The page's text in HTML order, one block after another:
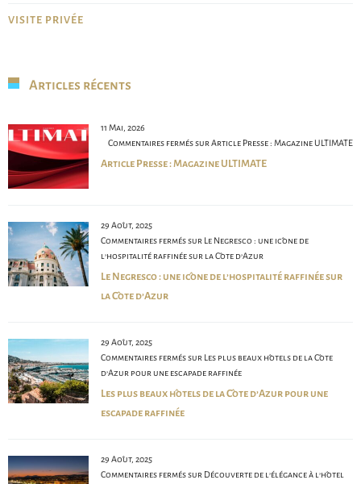
VISITE PRIVÉE
Articles récents
11 Mai, 2026
Commentaires ferméssur Article Presse : Magazine ULTIMATE
Article Presse : Magazine ULTIMATE
29 Août, 2025
Commentaires ferméssur Le Negresco : une icône de
l’hospitalité raffinée sur la Côte d’Azur
Le Negresco : une icône de l’hospitalité raffinée sur
la Côte d’Azur
29 Août, 2025
Commentaires ferméssur Les plus beaux hôtels de la Côte
d’Azur pour une escapade raffinée
Les plus beaux hôtels de la Côte d’Azur pour une
escapade raffinée
29 Août, 2025
Commentaires ferméssur Découverte de l’élégance à l’hôtel